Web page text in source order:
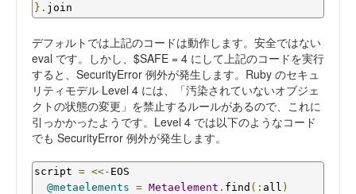
}. join
デフォルトでは上記のコードは動作します。安全ではない
eval です。しかし、$SAFE = 4 にして上記のコードを実行
すると、SecurityError 例外が発生します。Ruby のセキュ
リティモデル Level 4 には、「汚染されていないオブジェ
クトの状態の変更」を禁止するルールがあるので、これに
引っかかったようです。Level 4 では以下のようなコード
でも SecurityError 例外が発生します。
script = <<- EOS
@metaelements = Metaelement . find (: all )